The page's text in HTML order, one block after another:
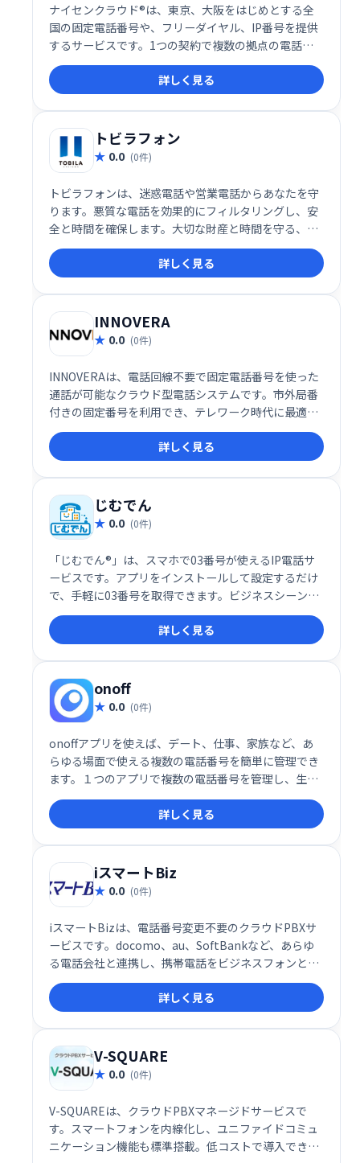
ナイセンクラウド®は、東京、大阪をはじめとする全
国の固定電話番号や、フリーダイヤル、IP番号を提供
するサービスです。1つの契約で複数の拠点の電話番
号を統合管理でき、業務の効率化に貢献します。
詳しく見る
トビラフォン
0.0 (0件)
トビラフォンは、迷惑電話や営業電話からあなたを守
ります。悪質な電話を効果的にフィルタリングし、安
全と時間を確保します。大切な財産と時間を守る、安
心の迷惑電話対策サービスです。
詳しく見る
INNOVERA
0.0 (0件)
INNOVERAは、電話回線不要で固定電話番号を使った
通話が可能なクラウド型電話システムです。市外局番
付きの固定番号を利用でき、テレワーク時代に最適な
柔軟なコミュニケーション環境を提供します。
詳しく見る
じむでん
0.0 (0件)
「じむでん®」は、スマホで03番号が使えるIP電話サ
ービスです。アプリをインストールして設定するだけ
で、手軽に03番号を取得できます。ビジネスシーンで
もプライベートでも、固定電話のように使える便利な
サービスです。
詳しく見る
onoff
0.0 (0件)
onoffアプリを使えば、デート、仕事、家族など、あ
らゆる場面で使える複数の電話番号を簡単に管理でき
ます。１つのアプリで複数の電話番号を管理し、生活
のあらゆる側面を効率的にコントロールしましょう。
詳しく見る
iスマートBiz
0.0 (0件)
iスマートBizは、電話番号変更不要のクラウドPBXサ
ービスです。docomo、au、SoftBankなど、あらゆ
る電話会社と連携し、携帯電話をビジネスフォンとし
て利用可能。柔軟なシステムで、ビジネスニーズに合
わせた通信環境を実現します。
詳しく見る
V-SQUARE
0.0 (0件)
V-SQUAREは、クラウドPBXマネージドサービスで
す。スマートフォンを内線化し、ユニファイドコミュ
ニケーション機能も標準搭載。低コストで導入でき、